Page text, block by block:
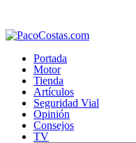
Portada
Motor
Tienda
Artículos
Seguridad Vial
Opinión
Consejos
TV